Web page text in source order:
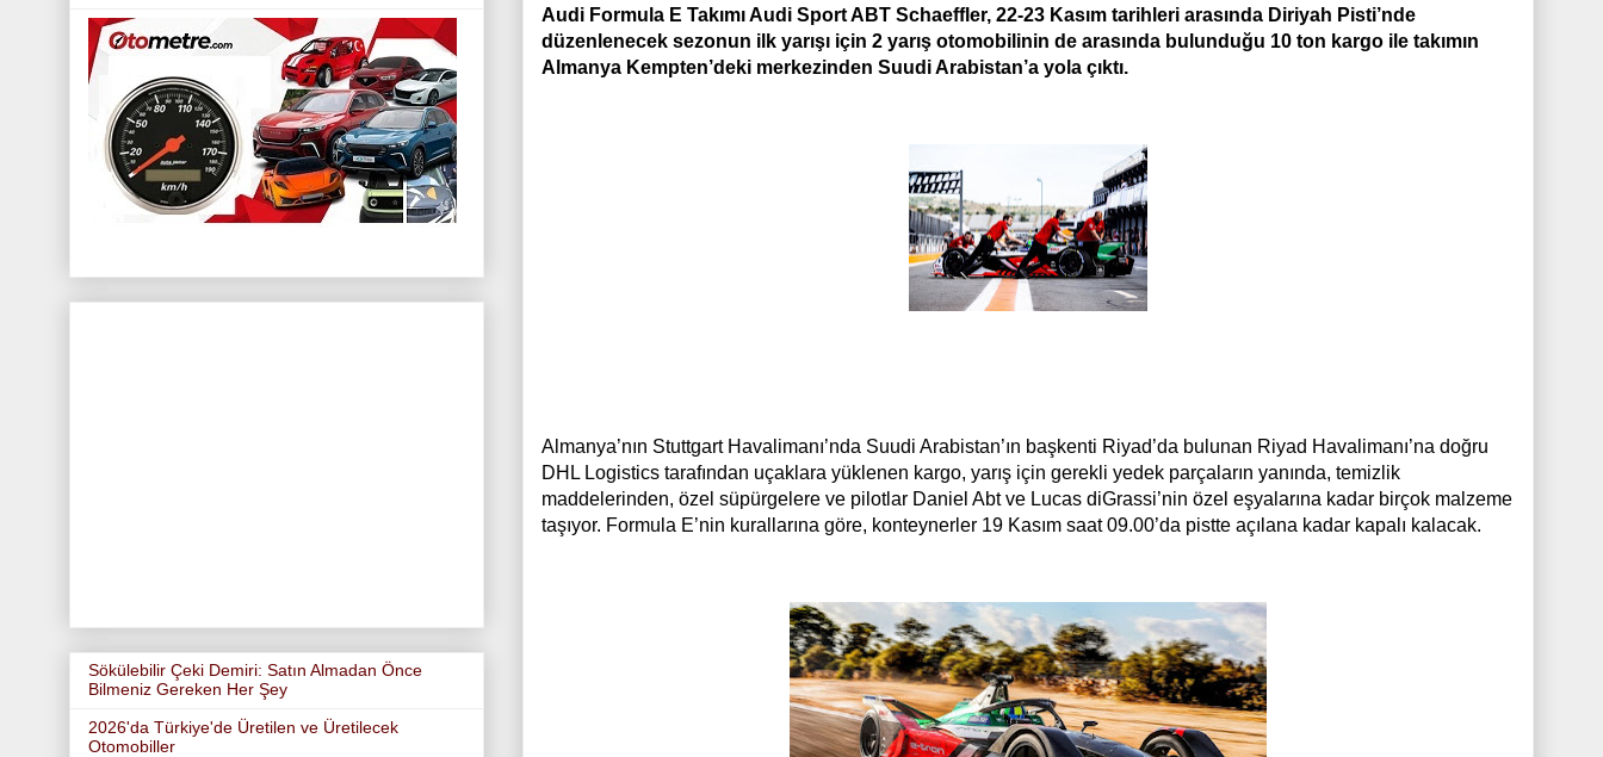
Audi Formula E Takımı Audi Sport ABT Schaeffler, 22-23 Kasım tarihleri arasında Diriyah Pisti’nde
düzenlenecek sezonun ilk yarışı için 2 yarış otomobilinin de arasında bulunduğu 10 ton kargo ile takımın
Almanya Kempten’deki merkezinden Suudi Arabistan’a yola çıktı.
Almanya’nın Stuttgart Havalimanı’nda Suudi Arabistan’ın başkenti Riyad’da bulunan Riyad Havalimanı’na doğru
DHL Logistics tarafından uçaklara yüklenen kargo, yarış için gerekli yedek parçaların yanında, temizlik
maddelerinden, özel süpürgelere ve pilotlar Daniel Abt ve Lucas diGrassi’nin özel eşyalarına kadar birçok malzeme
taşıyor. Formula E’nin kurallarına göre, konteynerler 19 Kasım saat 09.00’da pistte açılana kadar kapalı kalacak.
Sökülebilir Çeki Demiri: Satın Almadan Önce
Bilmeniz Gereken Her Şey
2026'da Türkiye'de Üretilen ve Üretilecek
Otomobiller